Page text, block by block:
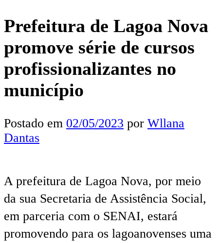
Prefeitura de Lagoa Nova
promove série de cursos
profissionalizantes no
município
Postado em 02/05/2023 por Wllana
Dantas
A prefeitura de Lagoa Nova, por meio
da sua Secretaria de Assistência Social,
em parceria com o SENAI, estará
promovendo para os lagoanovenses uma